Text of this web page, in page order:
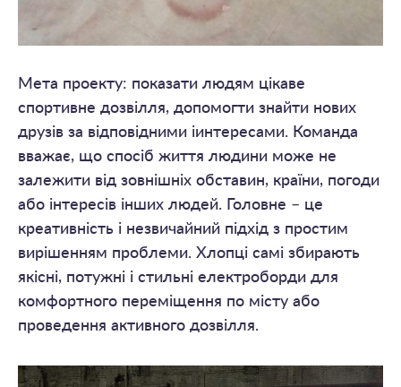
Мета проекту: показати людям цікаве
спортивне дозвілля, допомогти знайти нових
друзів за відповідними іинтересами. Команда
вважає, що спосіб життя людини може не
залежити від зовнішніх обставин, країни, погоди
або інтересів інших людей. Головне – це
креативність і незвичайний підхід з простим
вирішенням проблеми. Хлопці самі збирають
якісні, потужні і стильні електроборди для
комфортного переміщення по місту або
проведення активного дозвілля.